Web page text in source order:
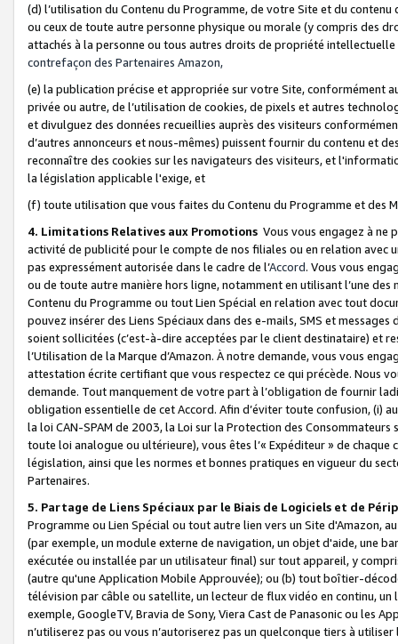
(d) l’utilisation du Contenu du Programme, de votre Site et du
ou ceux de toute autre personne physique ou morale (y compris des
attachés à la personne ou tous autres droits de propriété
contrefaçon des Partenaires Amazon,
(e) la publication précise et appropriée sur votre Site, conformément
privée ou autre, de l’utilisation de cookies, de pixels et autres
et divulguez des données recueillies auprès des visiteurs
d’autres annonceurs et nous-mêmes) puissent fournir du contenu et
reconnaître des cookies sur les navigateurs des visiteurs, et
la législation applicable l'exige, et
(f) toute utilisation que vous faites du Contenu du Programme et des
4. Limitations Relatives aux Promotions Vous vous engagez à ne
activité de publicité pour le compte de nos filiales ou en relation avec
pas expressément autorisée dans le cadre de l’Accord. Vous vous
ou de toute autre manière hors ligne, notamment en utilisant l’une
Contenu du Programme ou tout Lien Spécial en relation avec tout
pouvez insérer des Liens Spéciaux dans des e-mails, SMS et
soient sollicitées (c’est-à-dire acceptées par le client destinataire) et
l’Utilisation de la Marque d’Amazon. À notre demande, vous vous
attestation écrite certifiant que vous respectez ce qui précède. Nous
demande. Tout manquement de votre part à l’obligation de fournir
obligation essentielle de cet Accord. Afin d’éviter toute confusion, (i)
la loi CAN-SPAM de 2003, la Loi sur la Protection des
toute loi analogue ou ultérieure), vous êtes l’« Expéditeur » de
législation, ainsi que les normes et bonnes pratiques en vigueur du
Partenaires.
5. Partage de Liens Spéciaux par le Biais de Logiciels et de
Programme ou Lien Spécial ou tout autre lien vers un Site d'Amazon,
(par exemple, un module externe de navigation, un objet d'aide, une
exécutée ou installée par un utilisateur final) sur tout appareil, y
(autre qu'une Application Mobile Approuvée); ou (b) tout boîtier-
télévision par câble ou satellite, un lecteur de flux vidéo en continu,
exemple, GoogleTV, Bravia de Sony, Viera Cast de Panasonic ou les
n’utiliserez pas ou vous n’autoriserez pas un quelconque tiers à